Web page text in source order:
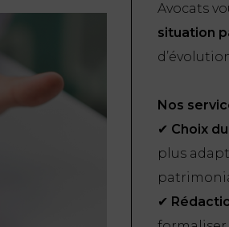
Avocats
situation
Nos
✔ Choix
plus
✔